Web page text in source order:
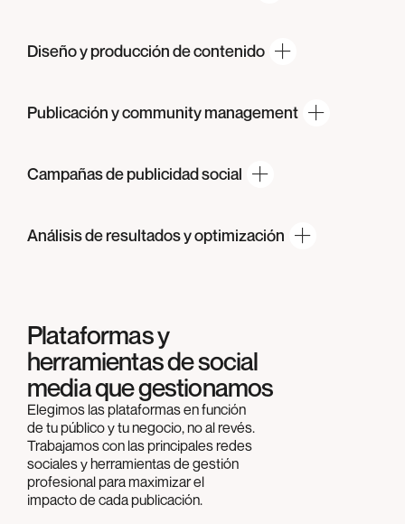
Diseño y producciónde contenido
Publicación ycommunity management
Campañas depublicidad social
Análisis de resultadosy optimización
Plataformas y
herramientas de social
media que gestionamos
Elegimos las plataformas en función
de tu público y tu negocio, no al revés.
Trabajamos con las principales redes
sociales y herramientas de gestión
profesional para maximizar el
impacto de cada publicación.